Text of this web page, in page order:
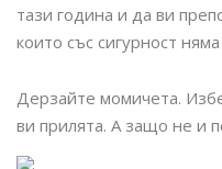
тази година и да ви
които със сигурност
Дерзайте момичета.
ви прилята. А защо не и